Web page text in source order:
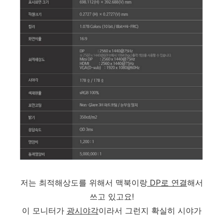
저는 최적해상도를 위해서 맥북이랑DP로 연결해서
쓰고 있고요!
이 모니터가 광시야각이라서 그런지 확실히 시야가